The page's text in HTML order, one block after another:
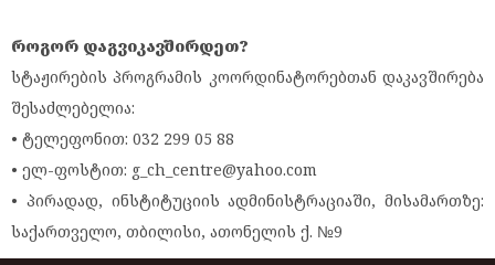
როგორ დაგვიკავშირდეთ?
სტაჟირების პროგრამის კოორდინატორებთან დაკავშირება
შესაძლებელია:
• ტელეფონით: 032 299 05 88
• ელ-ფოსტით: g_ch_centre@yahoo.com
• პირადად, ინსტიტუციის ადმინისტრაციაში, მისამართზე:
საქართველო, თბილისი, ათონელის ქ. №9